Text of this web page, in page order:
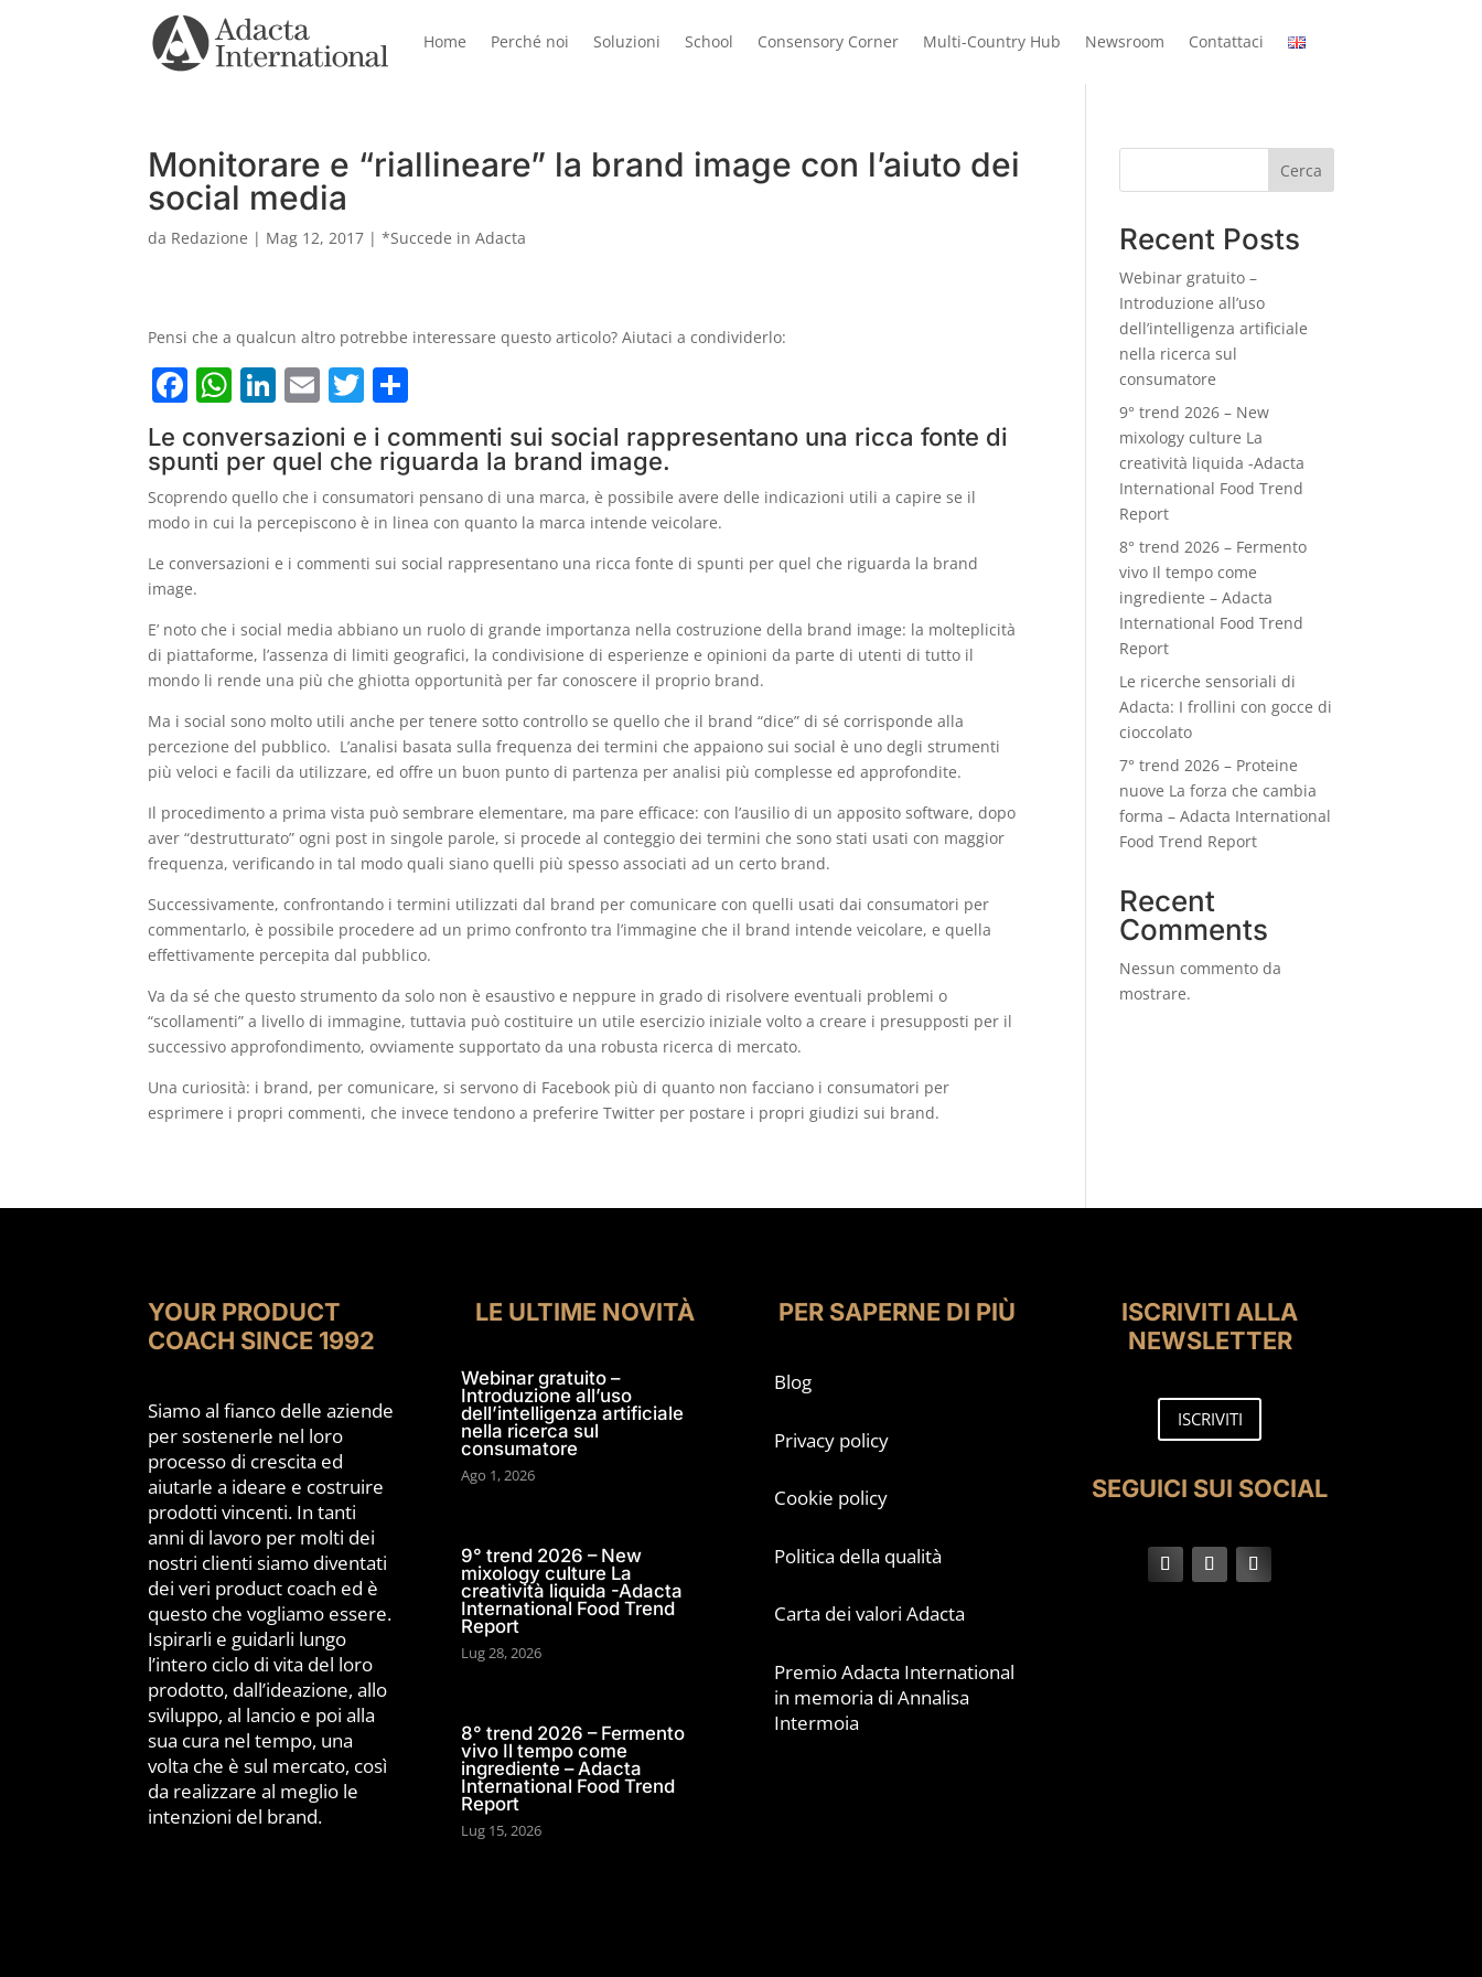
Home Perché noi Soluzioni School Consensory Corner Multi-Country Hub Newsroom Contattaci
Monitorare e “riallineare” la brand image con l’aiuto dei
social media
da Redazione | Mag 12, 2017 |*Succede in Adacta
Pensi che a qualcun altro potrebbe interessare questo articolo? Aiutaci a condividerlo:
F
a
c
e
b
o
o
k
W
h
at
s
A
p
Li
n
k
e
dI
n
E
m
ai
l
T
w
itt
er
o
n
di
vi
di
Le conversazioni e i commenti sui social rappresentano una ricca fonte di
spunti per quel che riguarda la brand image.
Scoprendo quello che i consumatori pensano di una marca, è possibile avere delle indicazioni utili a capire se il
modo in cui la percepiscono è in linea con quanto la marca intende veicolare.
Le conversazioni e i commenti sui social rappresentano una ricca fonte di spunti per quel che riguarda la brand
image.
E’ noto che i social media abbiano un ruolo di grande importanza nella costruzione della brand image: la molteplicità
di piattaforme, l’assenza di limiti geografici, la condivisione di esperienze e opinioni da parte di utenti di tutto il
mondo li rende una più che ghiotta opportunità per far conoscere il proprio brand.
Ma i social sono molto utili anche per tenere sotto controllo se quello che il brand “dice” di sé corrisponde alla
percezione del pubblico. L’analisi basata sulla frequenza dei termini che appaiono sui social è uno degli strumenti
più veloci e facili da utilizzare, ed offre un buon punto di partenza per analisi più complesse ed approfondite.
Il procedimento a prima vista può sembrare elementare, ma pare efficace: con l’ausilio di un apposito software, dopo
aver “destrutturato” ogni post in singole parole, si procede al conteggio dei termini che sono stati usati con maggior
frequenza, verificando in tal modo quali siano quelli più spesso associati ad un certo brand.
Successivamente, confrontando i termini utilizzati dal brand per comunicare con quelli usati dai consumatori per
commentarlo, è possibile procedere ad un primo confronto tra l’immagine che il brand intende veicolare, e quella
effettivamente percepita dal pubblico.
Va da sé che questo strumento da solo non è esaustivo e neppure in grado di risolvere eventuali problemi o
“scollamenti” a livello di immagine, tuttavia può costituire un utile esercizio iniziale volto a creare i presupposti per il
successivo approfondimento, ovviamente supportato da una robusta ricerca di mercato.
Una curiosità: i brand, per comunicare, si servono di Facebook più di quanto non facciano i consumatori per
esprimere i propri commenti, che invece tendono a preferire Twitter per postare i propri giudizi sui brand.
Cerca
Recent Posts
Webinar gratuito –
Introduzione all’uso
dell’intelligenza artificiale
nella ricerca sul
consumatore
9° trend 2026 – New
mixology culture La
creatività liquida -Adacta
International Food Trend
Report
8° trend 2026 – Fermento
vivo Il tempo come
ingrediente – Adacta
International Food Trend
Report
Le ricerche sensoriali di
Adacta: I frollini con gocce di
cioccolato
7° trend 2026 – Proteine
nuove La forza che cambia
forma – Adacta International
Food Trend Report
Recent
Comments
Nessun commento da
mostrare.
YOUR PRODUCT
COACH SINCE 1992
Siamo al fianco delle aziende
per sostenerle nel loro
processo di crescita ed
aiutarle a ideare e costruire
prodotti vincenti. In tanti
anni di lavoro per molti dei
nostri clienti siamo diventati
dei veri product coach ed è
questo che vogliamo essere.
Ispirarli e guidarli lungo
l’intero ciclo di vita del loro
prodotto, dall’ideazione, allo
sviluppo, al lancio e poi alla
sua cura nel tempo, una
volta che è sul mercato, così
da realizzare al meglio le
intenzioni del brand.
LE ULTIME NOVITÀ
Webinar gratuito –
Introduzione all’uso
dell’intelligenza artificiale
nella ricerca sul
consumatore
Ago 1, 2026
9° trend 2026 – New
mixology culture La
creatività liquida -Adacta
International Food Trend
Report
Lug 28, 2026
8° trend 2026 – Fermento
vivo Il tempo come
ingrediente – Adacta
International Food Trend
Report
Lug 15, 2026
PER SAPERNE DI PIÙ
Blog
Privacy policy
Cookie policy
Politica della qualità
Carta dei valori Adacta
Premio Adacta International
in memoria di Annalisa
Intermoia
ISCRIVITI ALLA
NEWSLETTER
ISCRIVITI
SEGUICI SUI SOCIAL